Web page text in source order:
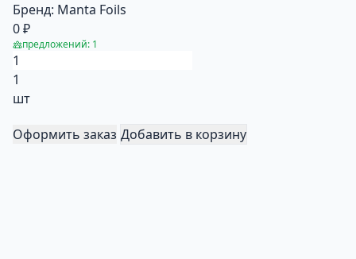
Бренд: Мanta Foils
0 ₽
предложений: 1
1
шт
Оформить заказ Добавить в корзину